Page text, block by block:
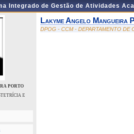
Integrado de Gestão de Atividades
PORTO
E
Lakyme Angelo Mangueira
DPOG - CCM - DEPARTAMENTO DE